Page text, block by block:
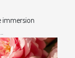
immersion